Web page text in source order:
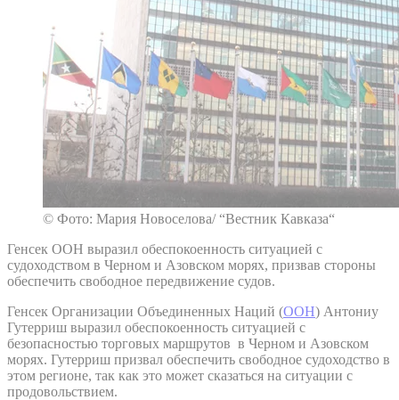
© Фото: Мария Новоселова/ “Вестник Кавказа“
Генсек ООН выразил обеспокоенность ситуацией с
судоходством в Черном и Азовском морях, призвав стороны
обеспечить свободное передвижение судов.
Генсек Организации Объединенных Наций (ООН) Антониу
Гутерриш выразил обеспокоенность ситуацией с
безопасностью торговых маршрутов в Черном и Азовском
морях. Гутерриш призвал обеспечить свободное судоходство в
этом регионе, так как это может сказаться на ситуации с
продовольствием.